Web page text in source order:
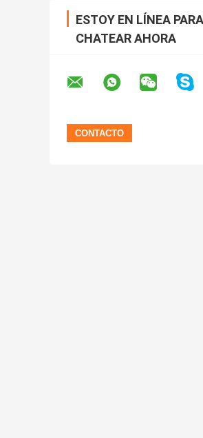
ESTOY EN LÍNEA PARA
CHATEAR AHORA